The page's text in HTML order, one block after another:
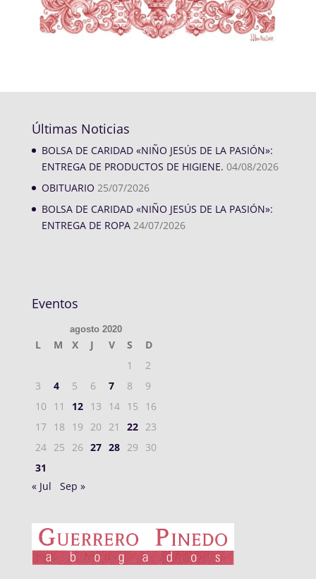
Últimas Noticias
BOLSA DE CARIDAD «NIÑO JESÚS DE LA PASIÓN»:
ENTREGA DE PRODUCTOS DE HIGIENE. 04/08/2026
OBITUARIO 25/07/2026
BOLSA DE CARIDAD «NIÑO JESÚS DE LA PASIÓN»:
ENTREGA DE ROPA 24/07/2026
Eventos
agosto 2020
L M X J V S
D
1
2
3
4 5 6 7 8
9
10
11 12 13 14 15
16
17
18 19 20 21 22 23
24 25 26 27 28 29
30
31
« Jul
Sep »